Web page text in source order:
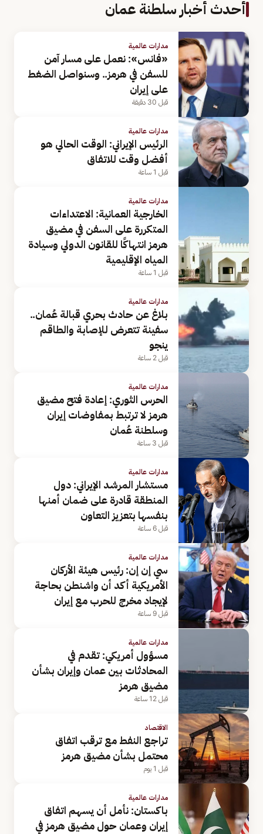
أحدث أخبار سلطنة عمان
مدارات عالمية
«فانس»: نعمل على مسار آمن
للسفن في هرمز.. وسنواصل الضغط
على إيران
قبل 30 دقيقة
مدارات عالمية
الرئيس الإيراني: الوقت الحالي هو
أفضل وقت للاتفاق
قبل 1 ساعة
مدارات عالمية
الخارجية العمانية: الاعتداءات
المتكررة على السفن في مضيق
هرمز انتهاكًا للقانون الدولي وسيادة
المياه الإقليمية
قبل 1 ساعة
مدارات عالمية
بلاغ عن حادث بحري قبالة عُمان..
سفينة تتعرض للإصابة والطاقم
ينجو
قبل 2 ساعة
مدارات عالمية
الحرس الثوري: إعادة فتح مضيق
هرمز لا ترتبط بمفاوضات إيران
وسلطنة عُمان
قبل 3 ساعة
مدارات عالمية
مستشار المرشد الإيراني: دول
المنطقة قادرة على ضمان أمنها
بنفسها بتعزيز التعاون
قبل 6 ساعة
مدارات عالمية
سي إن إن: رئيس هيئة الأركان
الأمريكية أكد أن واشنطن بحاجة
لإيجاد مخرج للحرب مع إيران
قبل 9 ساعة
مدارات عالمية
مسؤول أمريكي: تقدم في
المحادثات بين عمان وإيران بشأن
مضيق هرمز
قبل 12 ساعة
الاقتصاد
تراجع النفط مع ترقب اتفاق
محتمل بشأن مضيق هرمز
قبل 1 يوم
مدارات عالمية
باكستان: نأمل أن يسهم اتفاق
إيران وعمان حول مضيق هرمز في